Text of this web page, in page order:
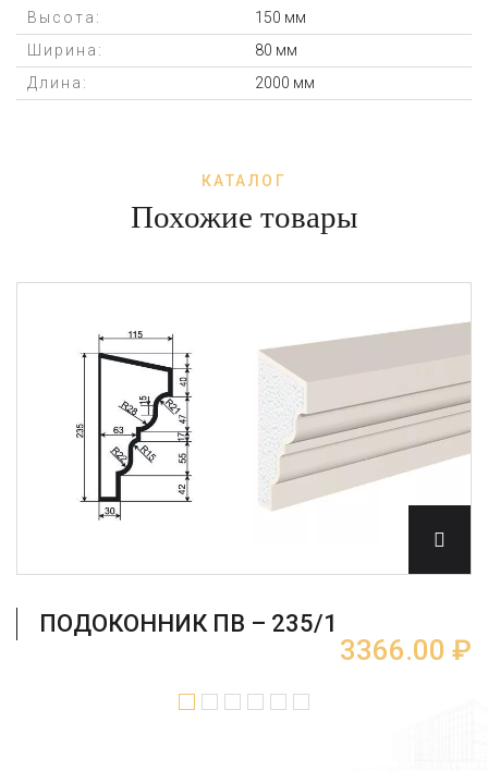
Высота:
150 мм
Ширина:
80 мм
Длина:
2000 мм
КАТАЛОГ
Похожие товары
ПОДОКОННИК ПВ – 235/1
3366.00 ₽